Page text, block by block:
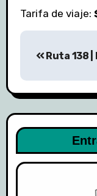
Tarifa de viaje:
Ruta 138 |